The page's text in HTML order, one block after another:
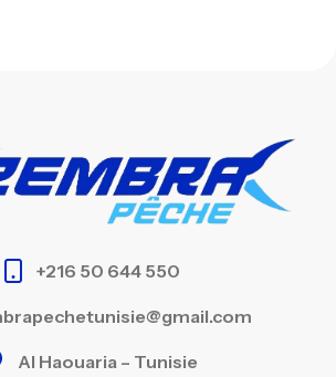
+216 50 644 550
Al Haouaria – Tunisie